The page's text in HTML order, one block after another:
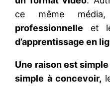
ce même
professionnelle et
d’apprentissage en
Une raison est simple
simple à concevoir,